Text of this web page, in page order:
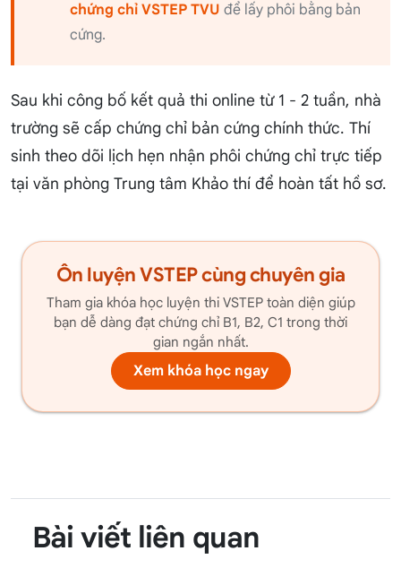
chứng chỉ VSTEP TVU để lấy phôi bằng bản
cứng.
Sau khi công bố kết quả thi online từ 1 - 2 tuần, nhà
trường sẽ cấp chứng chỉ bản cứng chính thức. Thí
sinh theo dõi lịch hẹn nhận phôi chứng chỉ trực tiếp
tại văn phòng Trung tâm Khảo thí để hoàn tất hồ sơ.
Ôn luyện VSTEP cùng chuyên gia
Tham gia khóa học luyện thi VSTEP toàn diện giúp
bạn dễ dàng đạt chứng chỉ B1, B2, C1 trong thời
gian ngắn nhất.
Xem khóa học ngay
Bài viết liên quan